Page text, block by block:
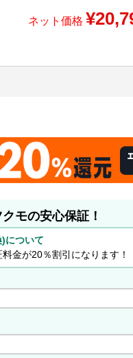
ネット価格
クモの安心保証！
について
金が20％割引になります！